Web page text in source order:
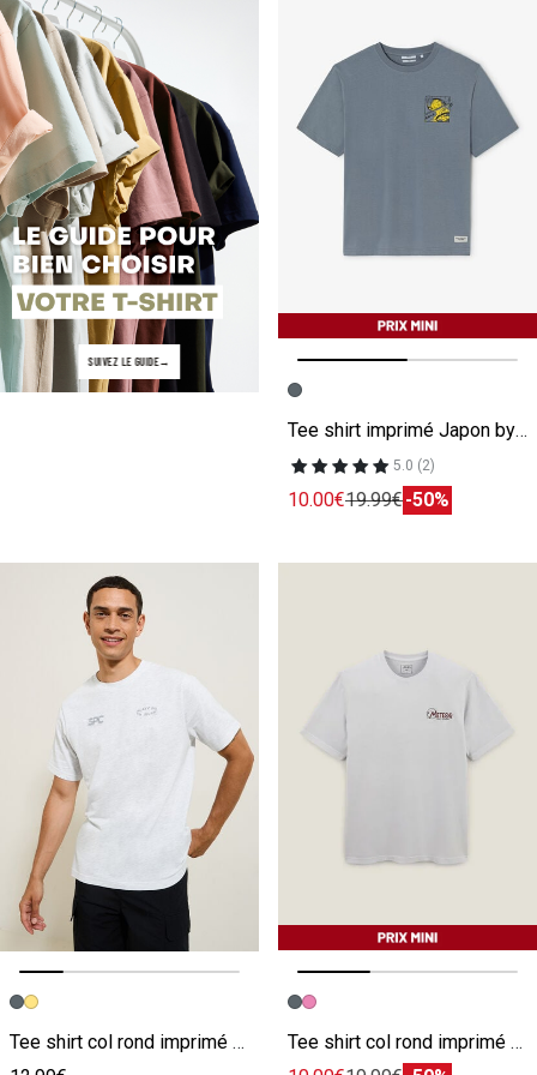
SUIVEZ LE GUIDE
Image précédente
Image suivante
Tee shirt imprimé Japon by Paiheme Studio gris
5.0 (2)
10.00€19.99€-50%
Image précédente
Image suivante
Tee shirt col rond imprimé en coton gris
Image précédente
Image suivante
Tee shirt col rond imprimé poitrine en coton gris